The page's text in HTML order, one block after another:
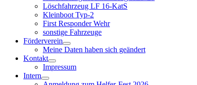
Löschfahrzeug LF 16-KatS
Kleinboot Typ-2
First Responder Wehr
sonstige Fahrzeuge
Förderverein
Meine Daten haben sich geändert
Kontakt
Impressum
Intern